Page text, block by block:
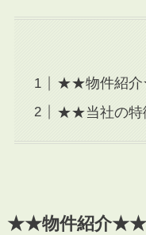
★★物件紹
★★当社の
★★物件紹介★★